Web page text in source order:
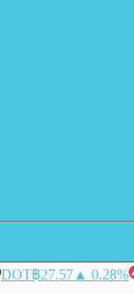
DOT฿27.57 ▲ 0.28%